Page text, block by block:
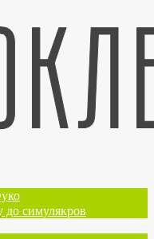
до симулякров